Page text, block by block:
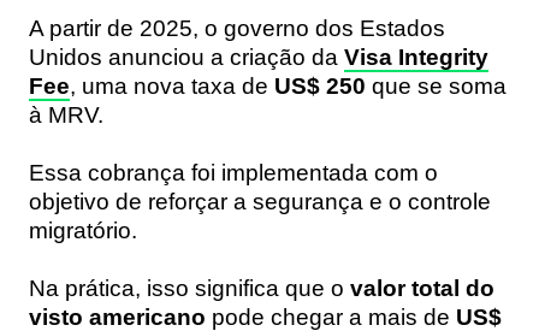
A partir de 2025, o governo dos Estados
Unidos anunciou a criação da Visa Integrity
Fee, uma nova taxa de US$ 250 que se soma
à MRV.
Essa cobrança foi implementada com o
objetivo de reforçar a segurança e o controle
migratório.
Na prática, isso significa que o valor total do
visto americano pode chegar a mais de US$